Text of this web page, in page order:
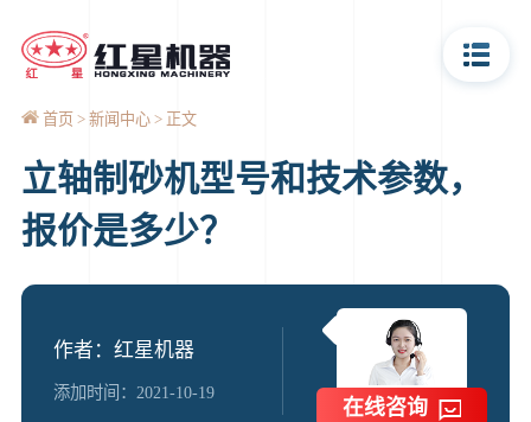
首页 新闻中心 正文
立轴制砂机型号和技术参数，
报价是多少？
作者：红星机器
添加时间：2021-10-19
在线咨询